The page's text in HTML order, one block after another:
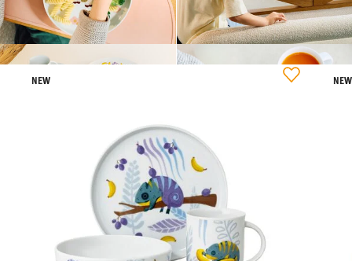
NEW NEW